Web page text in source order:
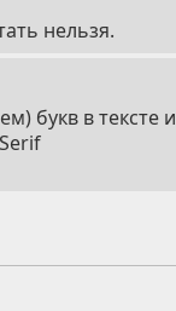
нельзя.
букв в тексте и